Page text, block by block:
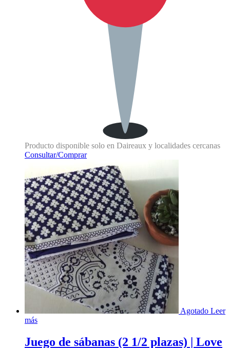
Producto disponible solo en Daireaux y localidades cercanas
Consultar/Comprar
Agotado Leer
más
Juego de sábanas (2 1/2 plazas) | Love